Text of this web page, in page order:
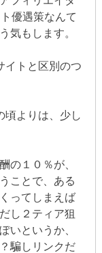
優遇策なんて
気もします。
イトと区別のつ
頃よりは、少し
の１０％が、
ことで、ある
ってしまえば
し２ティア狙
いというか、
騙しリンクだ